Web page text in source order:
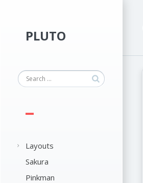
PLUTO
Layouts
Sakura
Pinkman